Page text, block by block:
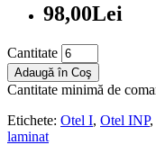
98,00Lei
Cantitate
Adaugă în Coş
Cantitate minimă de
Etichete: Otel I, Otel INP,
laminat